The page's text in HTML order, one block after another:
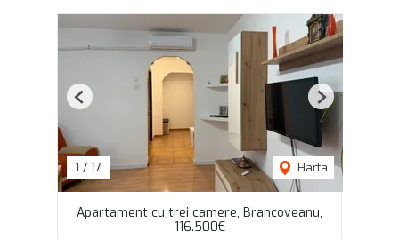
1 / 17 Harta
Previous Next
Apartament cu trei camere, Brancoveanu,
116.500€